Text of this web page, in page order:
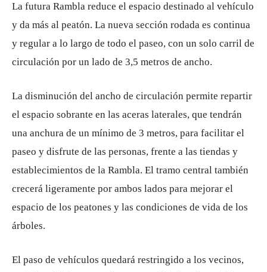
La futura Rambla reduce el espacio destinado al vehículo
y da más al peatón. La nueva sección rodada es continua
y regular a lo largo de todo el paseo, con un solo carril de
circulación por un lado de 3,5 metros de ancho.
La disminución del ancho de circulación permite repartir
el espacio sobrante en las aceras laterales, que tendrán
una anchura de un mínimo de 3 metros, para facilitar el
paseo y disfrute de las personas, frente a las tiendas y
establecimientos de la Rambla. El tramo central también
crecerá ligeramente por ambos lados para mejorar el
espacio de los peatones y las condiciones de vida de los
árboles.
El paso de vehículos quedará restringido a los vecinos,